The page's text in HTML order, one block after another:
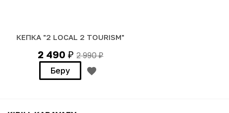
КЕПКА "2 LOCAL 2 TOURISM"
2 490₽ 2 990₽
Беру